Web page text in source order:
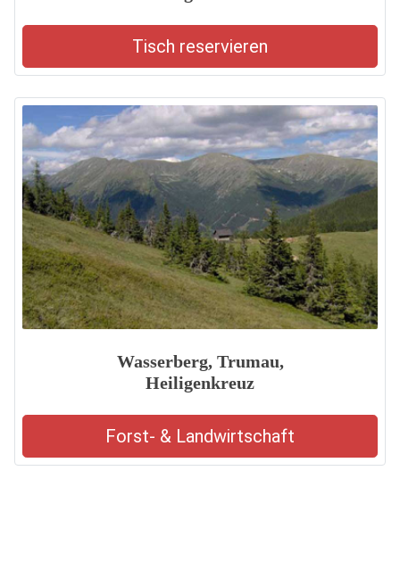
Tisch reservieren
Wasserberg, Trumau,
Heiligenkreuz
Forst- & Landwirtschaft